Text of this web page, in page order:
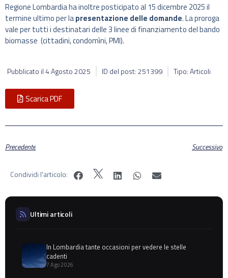
Regione Lombardia ha inoltre posticipato al 15 dicembre 2025 il
termine ultimo per lapresentazione delle domande. La proroga
vale per tutti i destinatari delle 3 linee di finanziamento del bando
biomasse (cittadini, condomìni, PMI).
Pubblicato il4 Agosto 2025 ID del post: 251399 Tipo: Articoli
Scarica PDF
Precedente Successivo
Condividi l'articolo:
Ultimi articoli
In Lombardia tante occasioni per vedere le stelle
cadenti
7 Ago 2026